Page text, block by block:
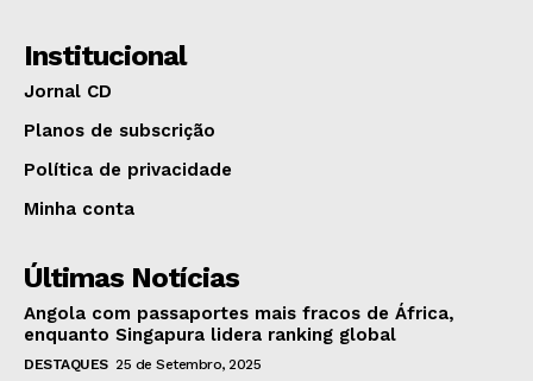
Institucional
Jornal CD
Planos de subscrição
Política de privacidade
Minha conta
Últimas Notícias
Angola com passaportes mais fracos de África,
enquanto Singapura lidera ranking global
DESTAQUES 25 de Setembro, 2025